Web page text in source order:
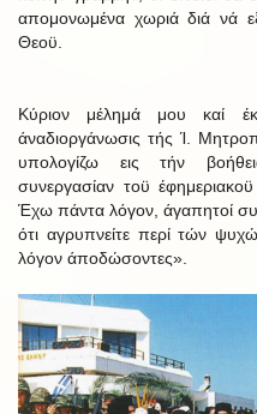
απομονωμένα χωριά διά νά
Θεοϋ.
Κύριον μέλημά μου καί
άναδιοργάνωσις τής Ί.
υπολογίζω εις τήν
συνεργασίαν τοϋ
Έχω πάντα λόγον, άγαπητοί
ότι αγρυπνείτε περί τών
λόγον άποδώσοντες».